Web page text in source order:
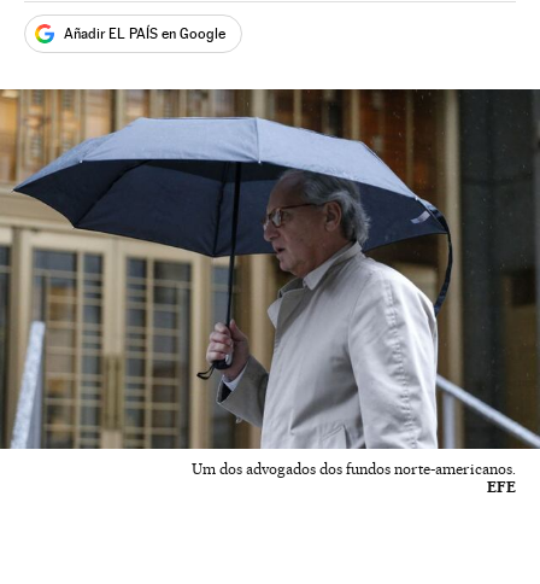
Añadir EL PAÍS en Google
Um dos advogados dos fundos norte-americanos.
EFE